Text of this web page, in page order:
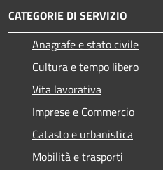
CATEGORIE DI SERVIZIO
Anagrafe e stato civile
Cultura e tempo libero
Vita lavorativa
Imprese e Commercio
Catasto e urbanistica
Mobilità e trasporti